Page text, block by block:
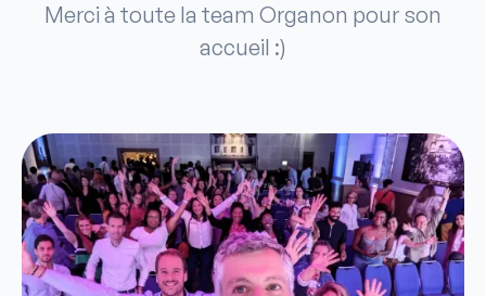
Merci à toute la team Organon pour son
accueil :)